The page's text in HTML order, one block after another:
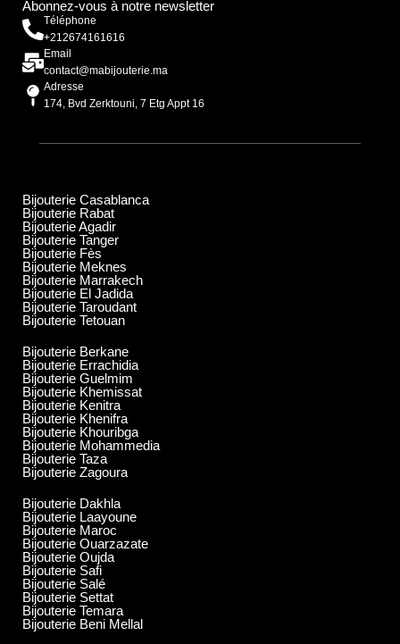
Abonnez-vous à notre newsletter
Téléphone
+212674161616
Email
contact@mabijouterie.ma
Adresse
174, Bvd Zerktouni, 7 Etg Appt 16
Bijouterie Casablanca
Bijouterie Rabat
Bijouterie Agadir
Bijouterie Tanger
Bijouterie Fès
Bijouterie Meknes
Bijouterie Marrakech
Bijouterie El Jadida
Bijouterie Taroudant
Bijouterie Tetouan
Bijouterie Berkane
Bijouterie Errachidia
Bijouterie Guelmim
Bijouterie Khemissat
Bijouterie Kenitra
Bijouterie Khenifra
Bijouterie Khouribga
Bijouterie Mohammedia
Bijouterie Taza
Bijouterie Zagoura
Bijouterie Dakhla
Bijouterie Laayoune
Bijouterie Maroc
Bijouterie Ouarzazate
Bijouterie Oujda
Bijouterie Safi
Bijouterie Salé
Bijouterie Settat
Bijouterie Temara
Bijouterie Beni Mellal